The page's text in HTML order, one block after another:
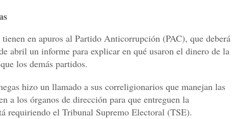
en apuros al Partido Anticorrupción (PAC), que deberá
abril un informe para explicar en qué usaron el dinero de la
los demás partidos.
hizo un llamado a sus correligionarios que manejan las
a los órganos de dirección para que entreguen la
requiriendo el Tribunal Supremo Electoral (TSE).